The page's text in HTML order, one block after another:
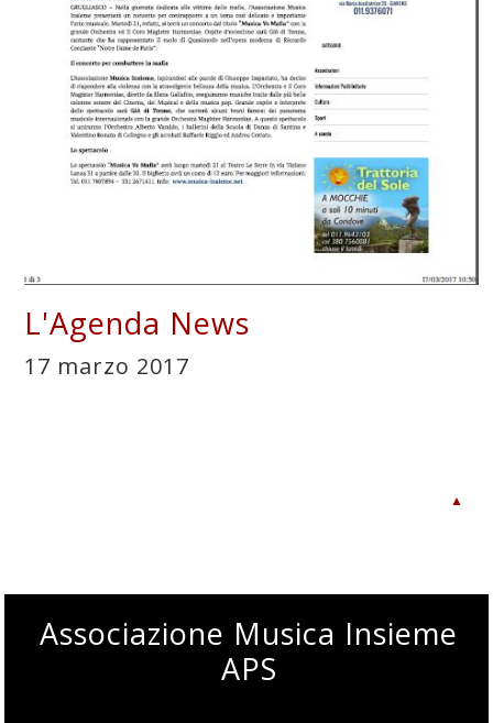
L'Agenda News
17 marzo 2017
▲
Associazione Musica Insieme
APS